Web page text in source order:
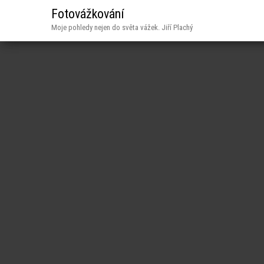
Fotovážkování
Moje pohledy nejen do světa vážek. Jiří Plachý